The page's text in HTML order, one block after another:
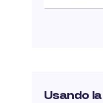
Usando